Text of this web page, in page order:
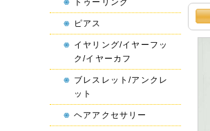
トゥーリング
ピアス
イヤリング/イヤーフッ
ク/イヤーカフ
ブレスレット/アンクレ
ット
ヘアアクセサリー